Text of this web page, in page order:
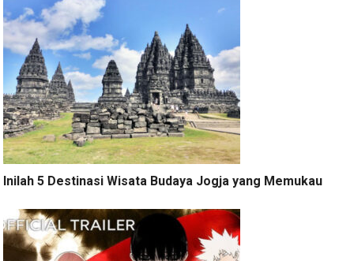
Inilah 5 Destinasi Wisata Budaya Jogja yang Memukau